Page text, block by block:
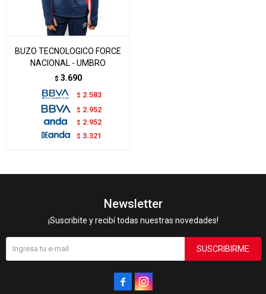
BUZO TECNOLOGICO FORCE
NACIONAL - UMBRO
$ 3.690
$ 2.583
$ 2.952
$ 2.952
$ 3.321
Newsletter
¡Suscribite y recibí todas nuestras novedades!
SUSCRIBIRME
 